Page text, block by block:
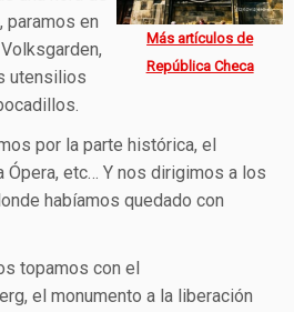
Más artículos de
República Checa
paramos en
utensilios
por la parte histórica, el
Ópera, etc… Y nos dirigimos a los
habíamos quedado con
topamos con el
el monumento a la liberación